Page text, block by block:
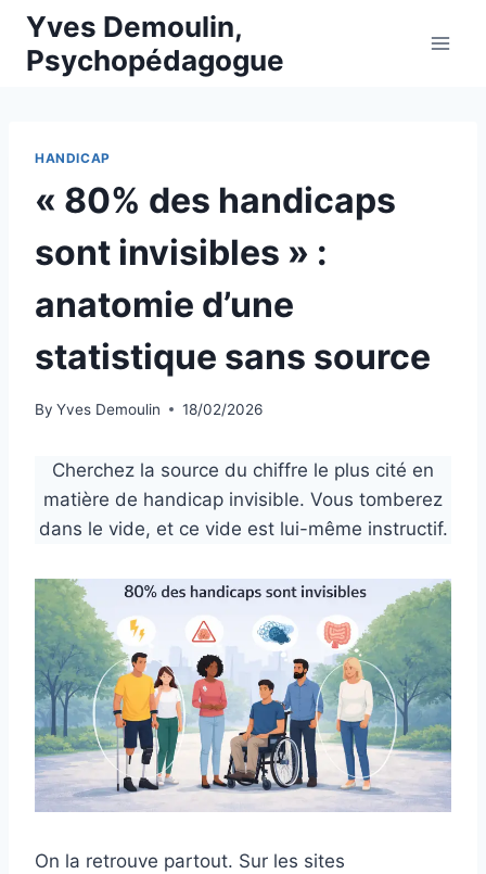
Skip
content
Yves Demoulin,
Psychopédagogue
HANDICAP
« 80% des handicaps
sont invisibles » :
anatomie d’une
statistique sans source
By Yves Demoulin 18/02/2026
Cherchez la source du chiffre le plus cité en
matière de handicap invisible. Vous tomberez
dans le vide, et ce vide est lui-même instructif.
On la retrouve partout. Sur les sites